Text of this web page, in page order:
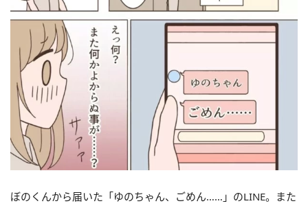
ぼのくんから届いた「ゆのちゃん、ごめん……」のLINE。また